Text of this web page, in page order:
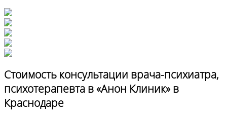
Стоимость консультации врача-психиатра,
психотерапевта в «Анон Клиник» в
Краснодаре